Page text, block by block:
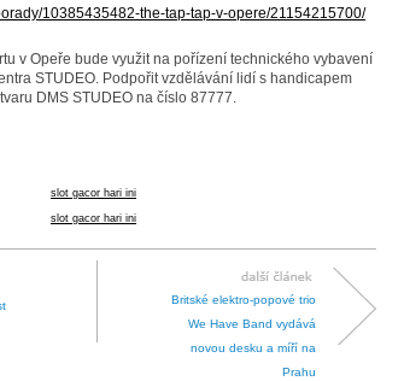
10385435482-the-tap-tap-v-opere/21154215700/
v Opeře bude využit na pořízení technického vybavení
STUDEO. Podpořit vzdělávání lidí s handicapem
DMS STUDEO na číslo 87777.
slot gacor hari ini
slot gacor hari ini
Britské elektro-popové trio
We Have Band vydává
novou desku a míří na
Prahu